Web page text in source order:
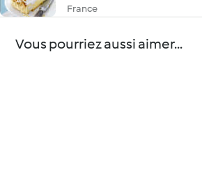
France
Vous pourriez aussi aimer...